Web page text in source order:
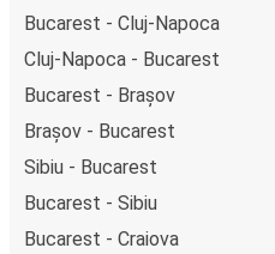
Bucarest - Cluj-Napoca
Cluj-Napoca - Bucarest
Bucarest - Brașov
Brașov - Bucarest
Sibiu - Bucarest
Bucarest - Sibiu
Bucarest - Craiova